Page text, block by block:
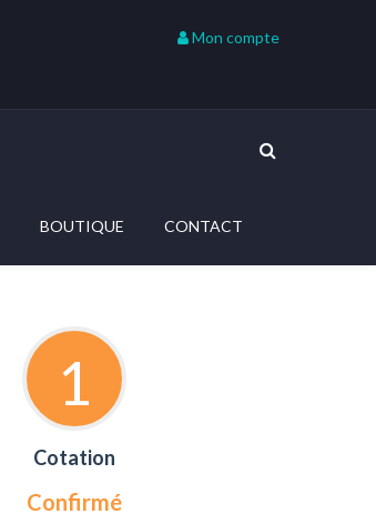
Mon compte
BOUTIQUE CONTACT
1
Cotation
Confirmé